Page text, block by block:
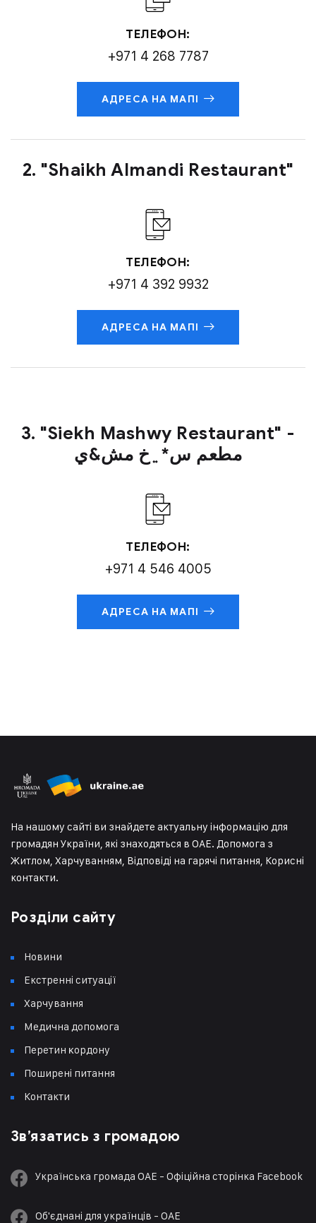
ТЕЛЕФОН:
+971 4 268 7787
АДРЕСА НА МАПІ
2. "Shaikh Almandi Restaurant"
ТЕЛЕФОН:
+971 4 392 9932
АДРЕСА НА МАПІ
3. "Siekh Mashwy Restaurant" -
مطعم س*﮵خ مش&ي
ТЕЛЕФОН:
+971 4 546 4005
АДРЕСА НА МАПІ
На нашому сайті ви знайдете актуальну інформацію для
громадян України, які знаходяться в ОАЕ. Допомога з
Житлом, Харчуванням, Відповіді на гарячі питання, Корисні
контакти.
Розділи сайту
Новини
Екстренні ситуації
Харчування
Медична допомога
Перетин ĸордону
Поширені питання
Контакти
Зв’язатись з громадою
Українська громада ОАЕ - Офіційна сторінка Facebook
Об'єднані для українців - ОАЕ